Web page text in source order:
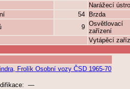
Narážecí
54
Brzda
9 Osvětlovací
zařízení
Vytápěcí
Frolík Osobní vozy ČSD 1965-70
—